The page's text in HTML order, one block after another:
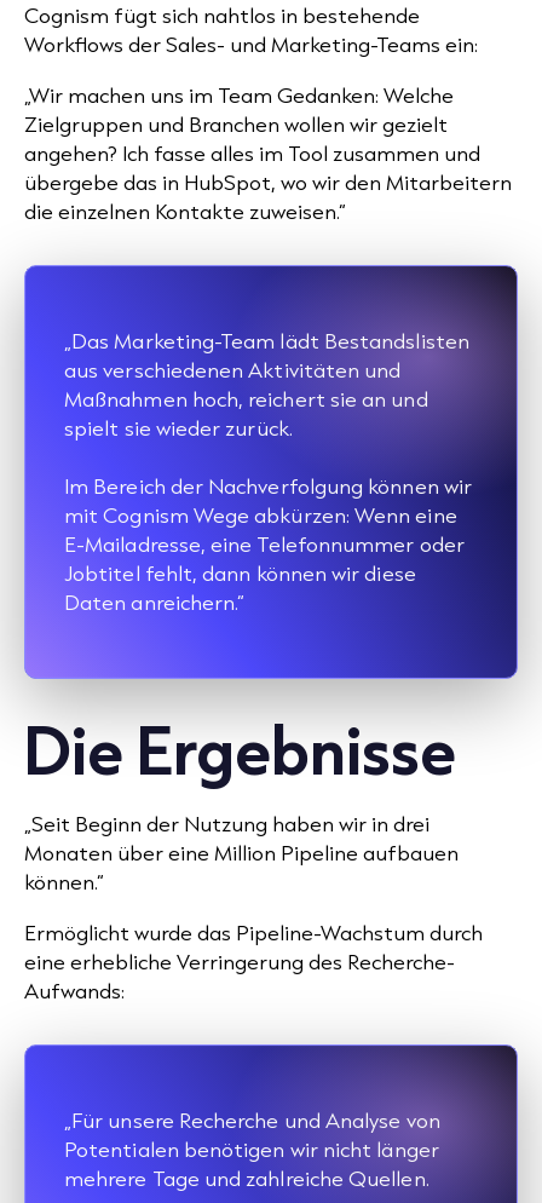
Cognism fügt sich nahtlos in bestehende
Workflows der Sales- und Marketing-Teams ein:
„Wir machen uns im Team Gedanken: Welche
Zielgruppen und Branchen wollen wir gezielt
angehen? Ich fasse alles im Tool zusammen und
übergebe das in HubSpot, wo wir den Mitarbeitern
die einzelnen Kontakte zuweisen.“
„Das Marketing-Team lädt Bestandslisten
aus verschiedenen Aktivitäten und
Maßnahmen hoch, reichert sie an und
spielt sie wieder zurück.
Im Bereich der Nachverfolgung können wir
mit Cognism Wege abkürzen: Wenn eine
E-Mailadresse, eine Telefonnummer oder
Jobtitel fehlt, dann können wir diese
Daten anreichern.“
Die Ergebnisse
„Seit Beginn der Nutzung haben wir in drei
Monaten über eine Million Pipeline aufbauen
können.“
Ermöglicht wurde das Pipeline-Wachstum durch
eine erhebliche Verringerung des Recherche-
Aufwands:
„Für unsere Recherche und Analyse von
Potentialen benötigen wir nicht länger
mehrere Tage und zahlreiche Quellen.